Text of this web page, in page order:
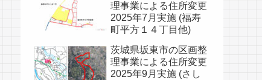
理事業による住所変更
2025年7月実施 (福寿
町平方１４丁目他)
茨城県坂東市の区画整
理事業による住所変更
2025年9月実施 (さし